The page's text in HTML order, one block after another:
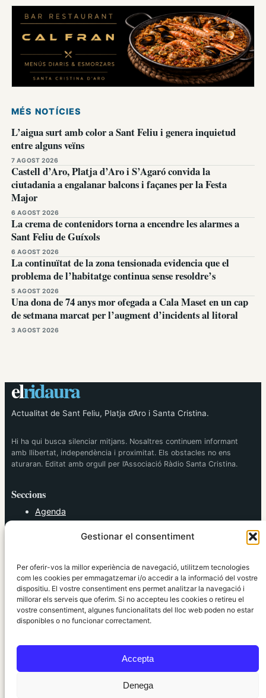
Gestionar el consentiment
Per oferir-vos la millor experiència de navegació, utilitzem tecnologies
com les cookies per emmagatzemar i/o accedir a la informació del vostre
dispositiu. El vostre consentiment ens permet analitzar la navegació i
millorar els serveis que oferim. Si no accepteu les cookies o retireu el
vostre consentiment, algunes funcionalitats del lloc web poden no estar
disponibles o no funcionar correctament.
Accepta
Denega
MÉS NOTÍCIES
L’aigua surt amb color a Sant Feliu i genera inquietud
entre alguns veïns
7 AGOST 2026
Castell d’Aro, Platja d’Aro i S’Agaró convida la
ciutadania a engalanar balcons i façanes per la Festa
Major
6 AGOST 2026
La crema de contenidors torna a encendre les alarmes a
Sant Feliu de Guíxols
6 AGOST 2026
La continuïtat de la zona tensionada evidencia que el
problema de l’habitatge continua sense resoldre’s
5 AGOST 2026
Una dona de 74 anys mor ofegada a Cala Maset en un cap
de setmana marcat per l’augment d’incidents al litoral
3 AGOST 2026
elridaura
Actualitat de Sant Feliu, Platja d’Aro i Santa Cristina.
Hi ha qui busca silenciar mitjans. Nosaltres continuem informant
amb llibertat, independència i proximitat. Els obstacles no ens
aturaran. Editat amb orgull per l’Associació Ràdio Santa Cristina.
Seccions
Agenda
Política
Societat
Tendències
elRidaura.com